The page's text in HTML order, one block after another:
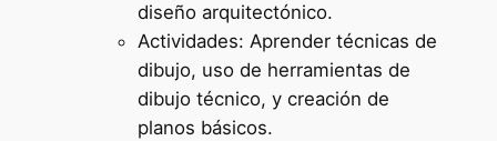
diseño arquitectónico.
Actividades: Aprender técnicas de
dibujo, uso de herramientas de
dibujo técnico, y creación de
planos básicos.